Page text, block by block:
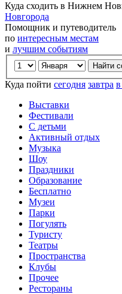
Куда сходить в Нижнем
Новгорода
Помощник и путеводитель
по интересным местам
и лучшим событиям
Куда пойти сегодня завтра
Выставки
Фестивали
С детьми
Активный отдых
Музыка
Шоу
Праздники
Образование
Бесплатно
Музеи
Парки
Погулять
Туристу
Театры
Пространства
Клубы
Прочее
Рестораны